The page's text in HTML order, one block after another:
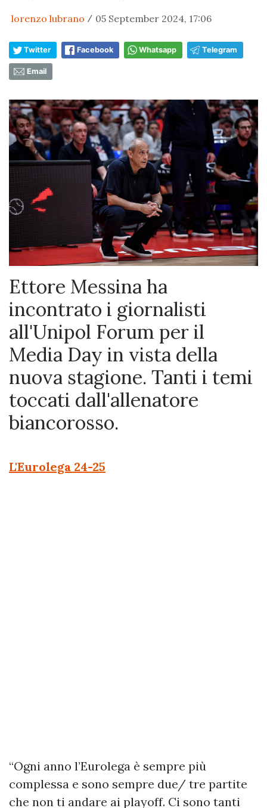
lorenzo lubrano / 05 September 2024, 17:06
Twitter Facebook Whatsapp Telegram
Email
Ettore Messina ha
incontrato i giornalisti
all'Unipol Forum per il
Media Day in vista della
nuova stagione. Tanti i temi
toccati dall'allenatore
biancorosso.
L'Eurolega 24-25
“Ogni anno l’Eurolega è sempre più
complessa e sono sempre due/ tre partite
che non ti andare ai playoff. Ci sono tanti